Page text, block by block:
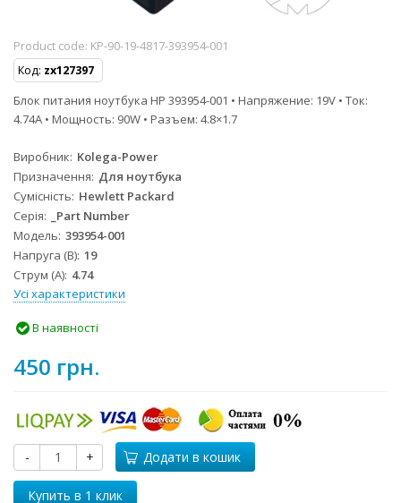
Product code: KP-90-19-4817-393954-001
Код: zx127397
Блок питания ноутбука HP 393954-001 • Напряжение: 19V • Ток:
4.74A • Мощность: 90W • Разъем: 4.8×1.7
Виробник Kolega-Power
Призначення Для ноутбука
Сумісність Hewlett Packard
Серія
_Part Number
Модель 393954-001
Напруга (В) 19
Струм (А) 4.74
Усі характеристики
В наявності
450 грн.
- + Додати в кошик